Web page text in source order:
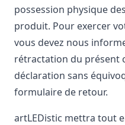
possession physique
produit. Pour exercer
vous devez nous
rétractation du présent
déclaration sans
formulaire de retour.
artLEDistic mettra tout